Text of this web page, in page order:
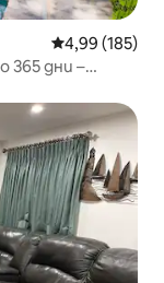
Средна
4,99 (185)
365 дни –